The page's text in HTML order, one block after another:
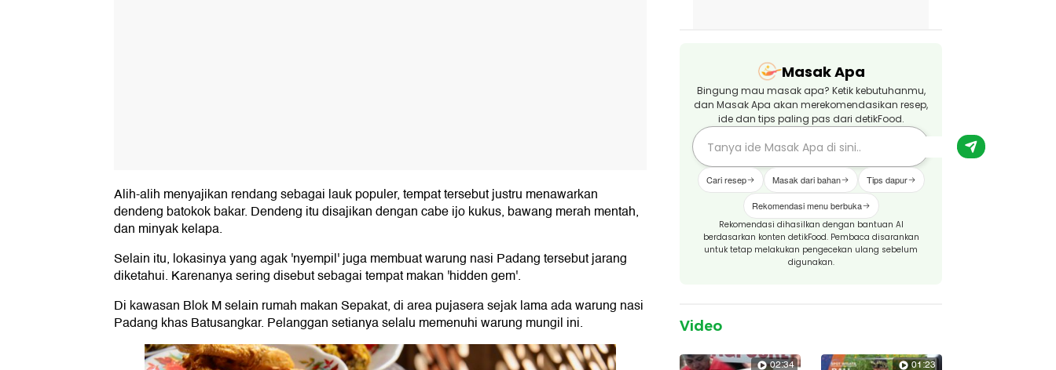
Alih-alih menyajikan rendang sebagai lauk populer, tempat tersebut justru menawarkan
dendeng batokok bakar. Dendeng itu disajikan dengan cabe ijo kukus, bawang merah mentah,
dan minyak kelapa.
Selain itu, lokasinya yang agak 'nyempil' juga membuat warung nasi Padang tersebut jarang
diketahui. Karenanya sering disebut sebagai tempat makan 'hidden gem'.
Di kawasan Blok M selain rumah makan Sepakat, di area pujasera sejak lama ada warung nasi
Padang khas Batusangkar. Pelanggan setianya selalu memenuhi warung mungil ini.
Masak Apa
Bingung mau masak apa? Ketik kebutuhanmu,
dan Masak Apa akan merekomendasikan resep,
ide dan tips paling pas dari detikFood.
Cari resep Masak dari bahan Tips dapur
Rekomendasi menu berbuka
Rekomendasi dihasilkan dengan bantuan AI
berdasarkan konten detikFood. Pembaca disarankan
untuk tetap melakukan pengecekan ulang sebelum
digunakan.
Video
02:34 01:23